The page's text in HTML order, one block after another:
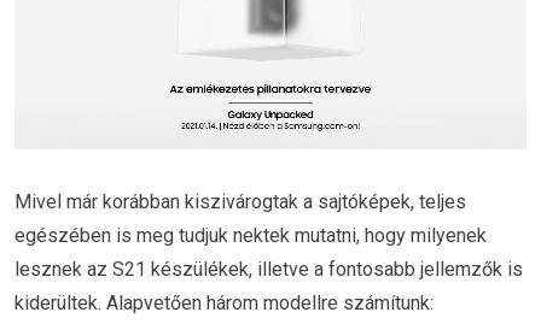
Mivel már korábban kiszivárogtak a sajtóképek, teljes
egészében is meg tudjuk nektek mutatni, hogy milyenek
lesznek az S21 készülékek, illetve a fontosabb jellemzők is
kiderültek. Alapvetően három modellre számítunk: